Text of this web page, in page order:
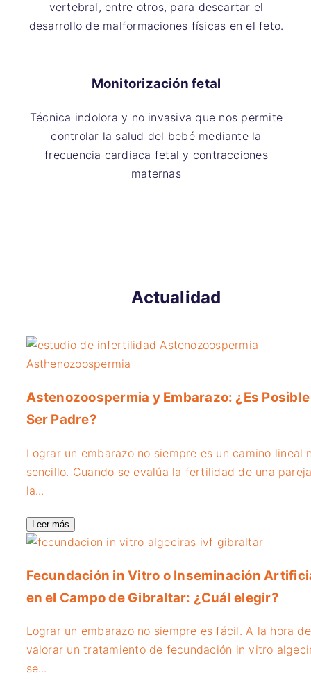
vertebral, entre otros, para descartar el
desarrollo de malformaciones físicas en el feto.
Monitorización fetal
Técnica indolora y no invasiva que nos permite
controlar la salud del bebé mediante la
frecuencia cardiaca fetal y contracciones
maternas
Actualidad
Astenozoospermia y Embarazo: ¿Es Posible
Ser Padre?
Lograr un embarazo no siempre es un camino lineal
sencillo. Cuando se evalúa la fertilidad de una
la...
Leer más
Fecundación in Vitro o Inseminación
en el Campo de Gibraltar: ¿Cuál elegir?
Lograr un embarazo no siempre es fácil. A la hora de
valorar un tratamiento de fecundación in vitro
se...